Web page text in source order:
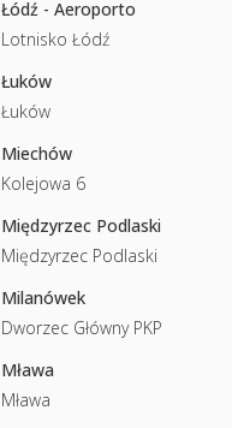
Łódź - Aeroporto
Lotnisko Łódź
Łuków
Łuków
Miechów
Kolejowa 6
Międzyrzec Podlaski
Międzyrzec Podlaski
Milanówek
Dworzec Główny PKP
Mława
Mława